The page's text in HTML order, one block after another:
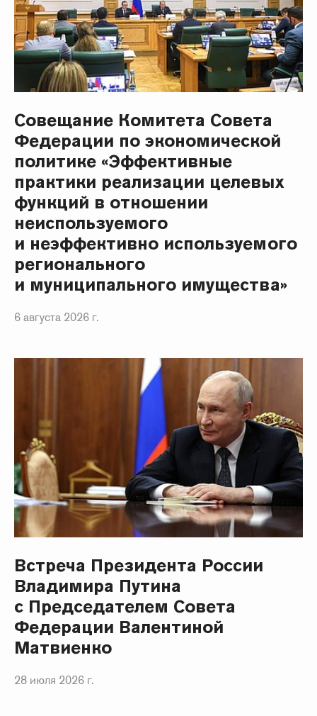
Совещание Комитета Совета
Федерации по экономической
политике «Эффективные
практики реализации целевых
функций в отношении
неиспользуемого
и неэффективно используемого
регионального
и муниципального имущества»
6 августа 2026 г.
Встреча Президента России
Владимира Путина
с Председателем Совета
Федерации Валентиной
Матвиенко
28 июля 2026 г.